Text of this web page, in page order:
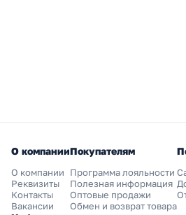
О компании
О компании
Реквизиты
Контакты
Вакансии
Покупателям
Программа лояльности
Полезная информация
Оптовые продажи
Обмен и возврат товара